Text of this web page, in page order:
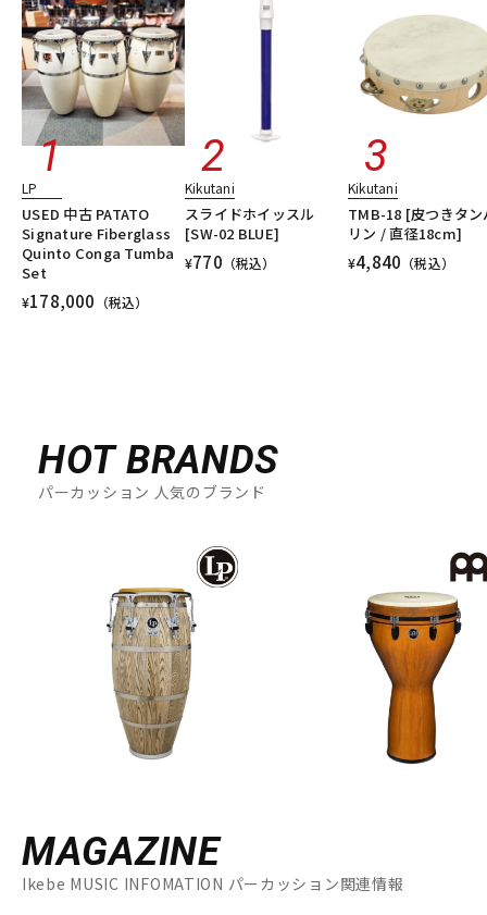
LP
USED 中古 PATATO
Signature Fiberglass
Quinto Conga Tumba
Set
¥178,000 （税込）
Kikutani
スライドホイッスル
[SW-02 BLUE]
¥770 （税込）
Kikutani
TMB-18 [皮つきタン
リン / 直径18cm]
¥4,840 （税込）
HOT BRANDS
パーカッション 人気のブランド
MAGAZINE
Ikebe MUSIC INFOMATION パーカッション関連情報